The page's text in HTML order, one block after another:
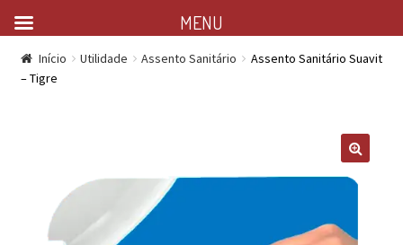
Início Utilidade Assento Sanitário
Assento Sanitário Suavit
– Tigre
MENU